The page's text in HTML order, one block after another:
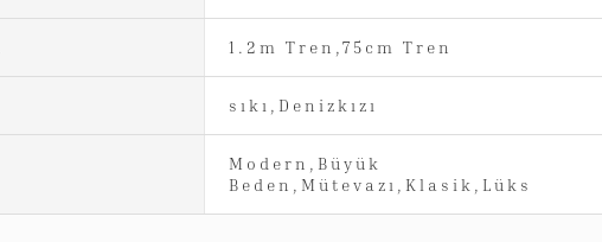
1.2m Tren,75cm Tren
sıkı,Denizkızı
Modern,Büyük
Beden,Mütevazı,Klasik,Lüks